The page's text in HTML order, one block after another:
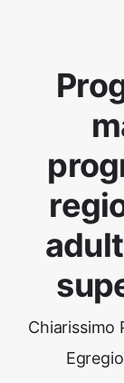
Chiarissimo